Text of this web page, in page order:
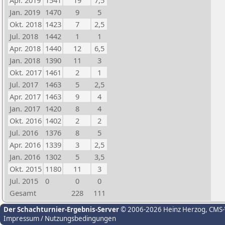
Jan. 2019 1470 9
5
Okt. 2018 1423 7
2,5
Jul. 2018
1442 1
1
Apr. 2018 1440 12
6,5
Jan. 2018 1390 11
3
Okt. 2017 1461 2
1
Jul. 2017
1463 5
2,5
Apr. 2017 1463 9
4
Jan. 2017 1420 8
4
Okt. 2016 1402 2
2
Jul. 2016
1376 8
5
Apr. 2016 1339 3
2,5
Jan. 2016 1302 5
3,5
Okt. 2015 1180 11
3
Jul. 2015
0 0
0
Gesamt
228 111
Der Schachturnier-Ergebnis-Server© 2006-2026 Heinz Herzog,
Impressum / Nutzungsbedingungen